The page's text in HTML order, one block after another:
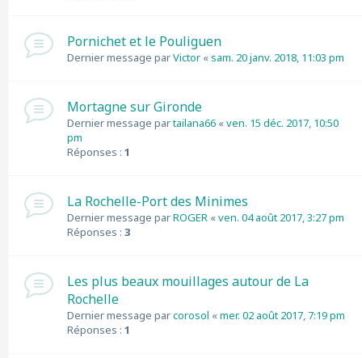
Pornichet et le Pouliguen
Dernier message parVictor «sam. 20 janv. 2018, 11:03 pm
Mortagne sur Gironde
Dernier message partailana66 «ven. 15 déc. 2017, 10:50
pm
Réponses : 1
La Rochelle-Port des Minimes
Dernier message parROGER «ven. 04 août 2017, 3:27 pm
Réponses : 3
Les plus beaux mouillages autour de La
Rochelle
Dernier message parcorosol «mer. 02 août 2017, 7:19 pm
Réponses : 1